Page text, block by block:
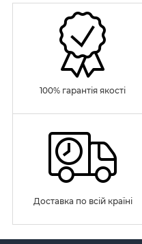
100% гарантія якості
Доставка по всій країні